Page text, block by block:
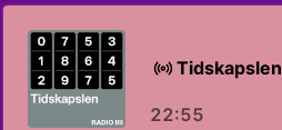
Tidskapslen
22:55